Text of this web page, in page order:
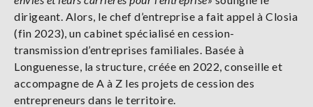
dirigeant. Alors, le chef d’entreprise a fait appel à Closia
(fin 2023), un cabinet spécialisé en cession-
transmission d’entreprises familiales. Basée à
Longuenesse, la structure, créée en 2022, conseille et
accompagne de A à Z les projets de cession des
entrepreneurs dans le territoire.